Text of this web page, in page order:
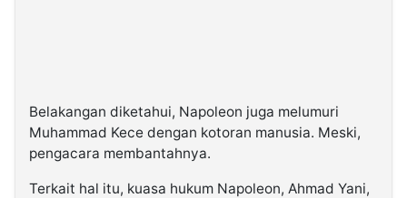
Belakangan diketahui, Napoleon juga melumuri
Muhammad Kece dengan kotoran manusia. Meski,
pengacara membantahnya.
Terkait hal itu, kuasa hukum Napoleon, Ahmad Yani,